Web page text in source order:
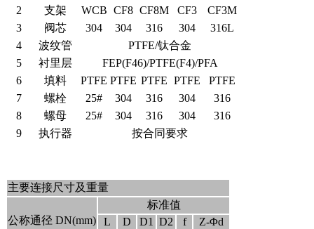
2
支架 WCB CF8 CF8M CF3
CF3M
3
阀芯 304 304 316 304
316L
4
波纹管
PTFE/钛合金
5
衬里层
FEP(F46)/PTFE(F4)/PFA
6
填料 PTFE PTFE PTFE PTFE
PTFE
7
螺栓 25# 304 316 304
316
8
螺母 25# 304 316 304
316
9
执行器 按合同要求
主要连接尺寸及重量
公称通径 DN(mm)
标准值
L
D D1 D2 f
Z-Φd